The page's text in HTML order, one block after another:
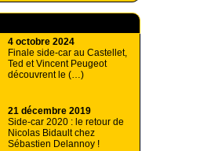
4 octobre 2024
Finale side-car au Castellet,
Ted et Vincent Peugeot
découvrent le (…)
21 décembre 2019
Side-car 2020 : le retour de
Nicolas Bidault chez
Sébastien Delannoy !